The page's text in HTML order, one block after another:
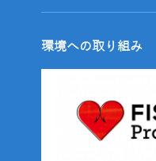
環境への取り組み